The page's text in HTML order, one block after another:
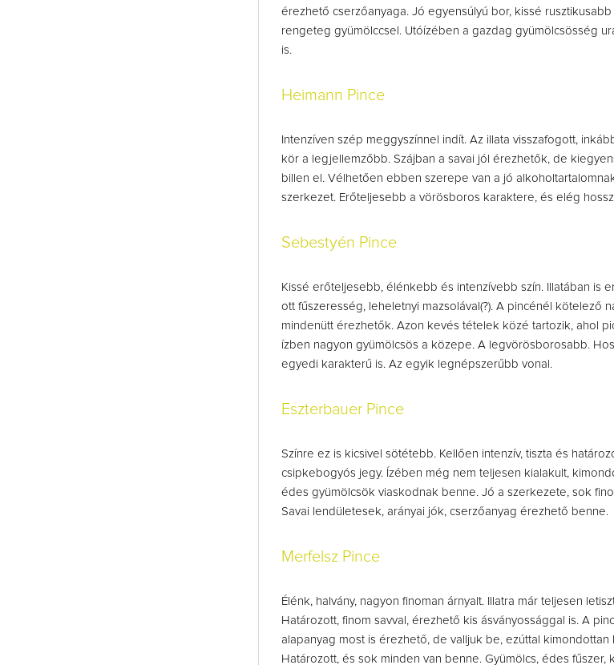
érezhető cserzőanyaga. Jó egyensúlyú bor, kissé
rengeteg gyümölccsel. Utóízében a gazdag gyümölcsösség
is.
Heimann Pince
Intenzíven szép meggyszínnel indít. Az illata visszafogott,
kör a legjellemzőbb. Szájban a savai jól érezhetők, de
billen el. Vélhetően ebben szerepe van a jó
szerkezet. Erőteljesebb a vörösboros karaktere, és elég
Sebestyén Pince
Kissé erőteljesebb, élénkebb és intenzívebb szín. Illatában is
ott fűszeresség, leheletnyi mazsolával(?). A pincénél kötelező
mindenütt érezhetők. Azon kevés tételek közé tartozik, ahol
ízben nagyon gyümölcsös a közepe. A legvörösborosabb.
egyedi karakterű is. Az egyik legnépszerűbb vonal.
Eszterbauer Pince
Színre ez is kicsivel sötétebb. Kellően intenzív, tiszta és
csipkebogyós jegy. Ízében még nem teljesen kialakult,
édes gyümölcsök viaskodnak benne. Jó a szerkezete, sok
Savai lendületesek, arányai jók, cserzőanyag érezhető benne.
Merfelsz Pince
Élénk, halvány, nagyon finoman árnyalt. Illatra már teljesen
Határozott, finom savval, érezhető kis ásványossággal is. A
alapanyag most is érezhető, de valljuk be, ezúttal kimondottan
Határozott, és sok minden van benne. Gyümölcs, édes fűszer,